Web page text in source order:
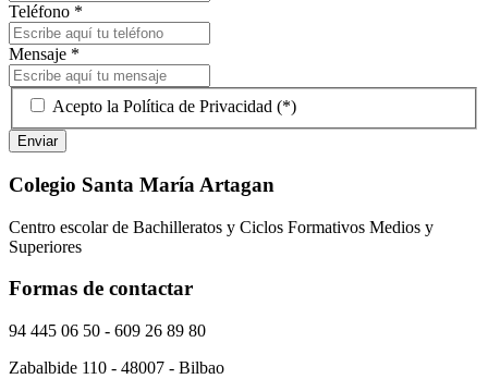
Teléfono *
Mensaje *
Acepto la Política de Privacidad (*)
Enviar
Colegio Santa María Artagan
Centro escolar de Bachilleratos y Ciclos Formativos Medios y
Superiores
Formas de contactar
94 445 06 50 - 609 26 89 80
Zabalbide 110 - 48007 - Bilbao